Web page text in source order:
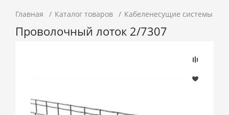
Главная Каталог товаров Кабеленесущие системы
Проволочный лоток 2/7307